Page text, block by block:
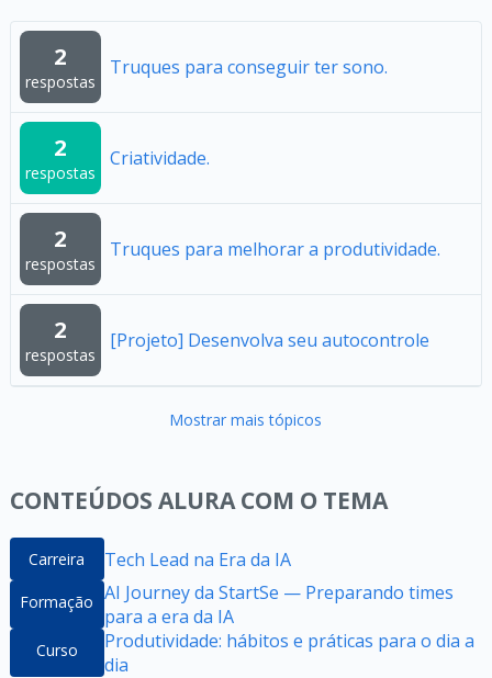
2
respostas
Truques para conseguir ter sono.
2
respostas
Criatividade.
2
respostas
Truques para melhorar a produtividade.
2
respostas
[Projeto] Desenvolva seu autocontrole
Mostrar mais tópicos
CONTEÚDOS ALURA COM O TEMA
Carreira Tech Lead na Era da IA
Formação AI Journey da StartSe — Preparando times
para a era da IA
Curso
Produtividade: hábitos e práticas para o dia a
dia